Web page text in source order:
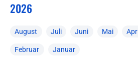
2026
August Juli Juni Mai
Februar Januar